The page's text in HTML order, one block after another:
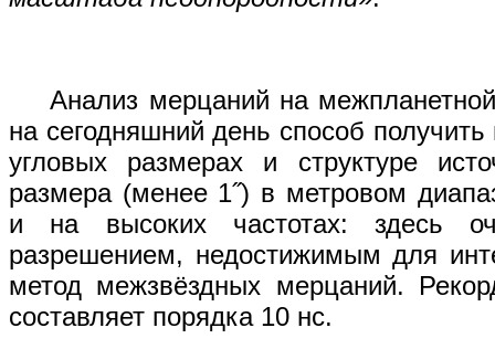
Анализ мерцаний на
на сегодняшний день способ
угловых размерах и структуре
размера (менее 1˝) в метровом
и на высоких частотах: здесь
разрешением, недостижимым для
метод межзвёздных мерцаний.
составляет порядка 10 нс.